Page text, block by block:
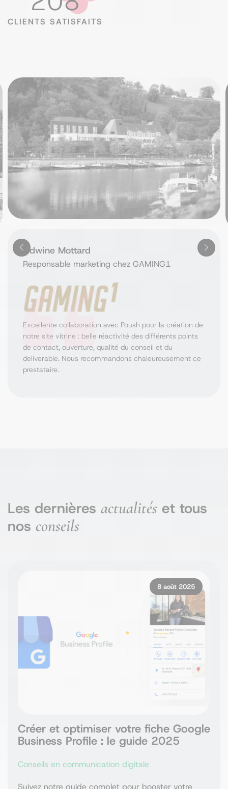
CLIENTS SATISFAITS
Lidwine Mottard
Responsable marketing chez GAMING1
Excellente collaboration avec Poush pour la création de
notre site vitrine : belle réactivité des différents points
de contact, ouverture, qualité du conseil et du
deliverable. Nous recommandons chaleureusement ce
prestataire.
Les dernières actualités et tous
nos conseils
8 août 2025
Créer et optimiser votre fiche Google
Business Profile : le guide 2025
Conseils en communication digitale